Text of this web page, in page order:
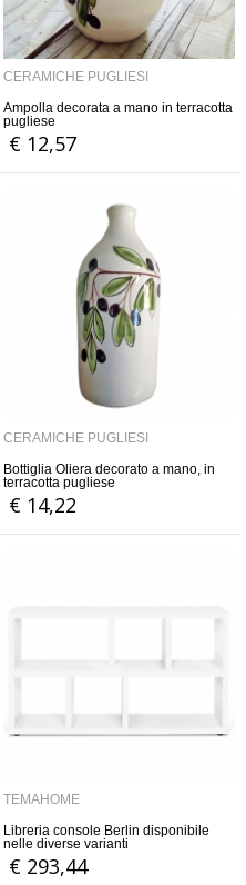
CERAMICHE PUGLIESI
Ampolla decorata a mano in terracotta
pugliese
€ 12,57
CERAMICHE PUGLIESI
Bottiglia Oliera decorato a mano, in
terracotta pugliese
€ 14,22
TEMAHOME
Libreria console Berlin disponibile
nelle diverse varianti
€ 293,44